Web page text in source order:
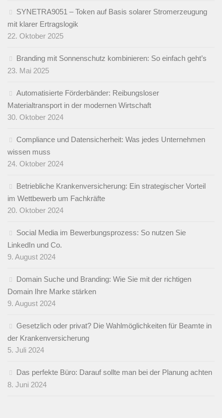
SYNETRA9051 – Token auf Basis solarer Stromerzeugung
mit klarer Ertragslogik
22. Oktober 2025
Branding mit Sonnenschutz kombinieren: So einfach geht’s
23. Mai 2025
Automatisierte Förderbänder: Reibungsloser
Materialtransport in der modernen Wirtschaft
30. Oktober 2024
Compliance und Datensicherheit: Was jedes Unternehmen
wissen muss
24. Oktober 2024
Betriebliche Krankenversicherung: Ein strategischer Vorteil
im Wettbewerb um Fachkräfte
20. Oktober 2024
Social Media im Bewerbungsprozess: So nutzen Sie
LinkedIn und Co.
9. August 2024
Domain Suche und Branding: Wie Sie mit der richtigen
Domain Ihre Marke stärken
9. August 2024
Gesetzlich oder privat? Die Wahlmöglichkeiten für Beamte in
der Krankenversicherung
5. Juli 2024
Das perfekte Büro: Darauf sollte man bei der Planung achten
8. Juni 2024